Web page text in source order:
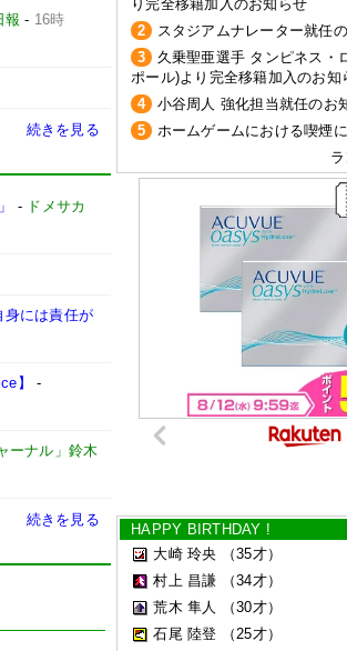
報 - 16時
続きを見る
- ドメサカ
身には責任が
】
-
ーナル」鈴木
続きを見る
り完全移籍加入のお知らせ
2
スタジアムナレーター就任
3
久乗聖亜選手 タンピネス・
ポール)より完全移籍加入のお知
4
小谷周人 強化担当就任のお
5
ホームゲームにおける喫煙
HAPPY BIRTHDAY !
大崎 玲央
（35才）
村上 昌謙
（34才）
荒木 隼人
（30才）
石尾 陸登
（25才）